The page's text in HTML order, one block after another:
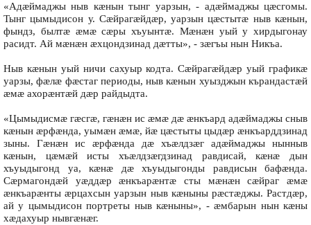
«Адæймаджы ныв кæнын тынг уарзын, - адæймаджы цæсгомы.
Тынг цымыдисон у. Сæйрагæйдæр, уарзын цæстытæ ныв кæнын,
фындз, былтæ æмæ сæры хъуынтæ. Мæнæн уый у хирдыгонау
расидт. Ай мæнæн æхцондзинад дæтты», - зæгъы нын Никъа.
Ныв кæнын уый ничи сахуыр кодта. Сæйрагæйдæр уый графикæ
уарзы, фæлæ фæстаг периоды, ныв кæнын хуызджын кърандастæй
æмæ ахорæнтæй дæр райдыдта.
«Цымыдисмæ гæсгæ, гæнæн ис æмæ дæ æнкъард адæймаджы сныв
кæнын æрфæнда, уымæн æмæ, йæ цæстыты цыдæр æнкъарддзинад
зыны. Гæнæн ис æрфæнда дæ хъæлдзæг адæймаджы нынныв
кæнын, цæмæй исты хъæлдзæгдзинад равдисай, кæнæ дын
хъуыдыгонд уа, кæнæ дæ хъуыдыгонды равдисын бафæнда.
Сæрмагондæй уæддæр æнкъарæнтæ сты мæнæн сæйраг æмæ
æнкъарæнты æрцахсын уарзын ныв кæныны рæстæджы. Растдæр,
ай у цымыдисон портреты ныв кæныны», - æмбарын нын кæны
хæдахуыр нывгæнæг.